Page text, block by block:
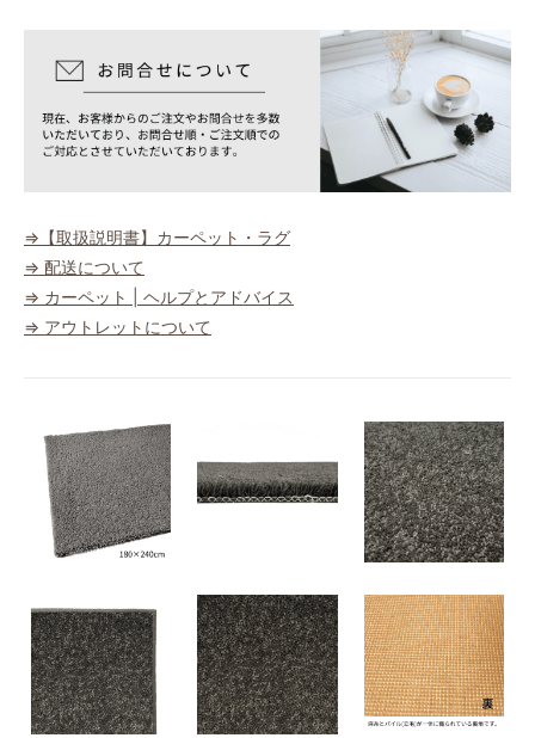
⇒【取扱説明書】カーペット・ラグ
⇒ 配送について
⇒ カーペット | ヘルプとアドバイス
⇒ アウトレットについて